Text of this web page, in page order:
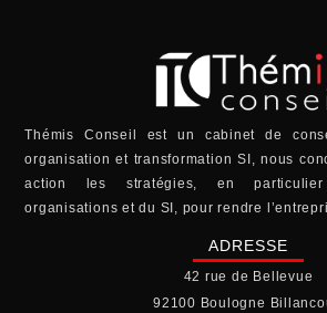
Thémis Conseil est un cabinet de
organisation et transformation SI, nous
action les stratégies, en particulier
organisations et du SI, pour rendre
ADRESSE
42 rue de Bellevue
92100 Boulogne